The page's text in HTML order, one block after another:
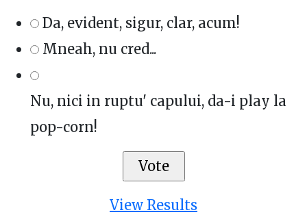
Da, evident, sigur, clar, acum!
Mneah, nu cred...
Nu, nici in ruptu' capului, da-i play la
pop-corn!
View Results